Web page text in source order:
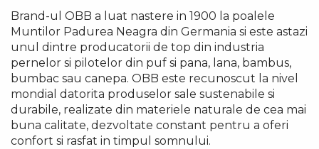
Brand-ul OBB a luat nastere in 1900 la poalele
Muntilor Padurea Neagra din Germania si este astazi
unul dintre producatorii de top din industria
pernelor si pilotelor din puf si pana, lana, bambus,
bumbac sau canepa. OBB este recunoscut la nivel
mondial datorita produselor sale sustenabile si
durabile, realizate din materiele naturale de cea mai
buna calitate, dezvoltate constant pentru a oferi
confort si rasfat in timpul somnului.